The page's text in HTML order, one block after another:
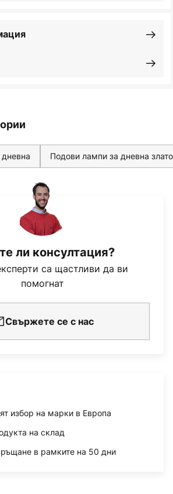
Подови лампи за дневна
ли консултация?
са щастливи да ви
помогнат
Свържете се с нас
избор на марки в Европа
на склад
в рамките на 50 дни